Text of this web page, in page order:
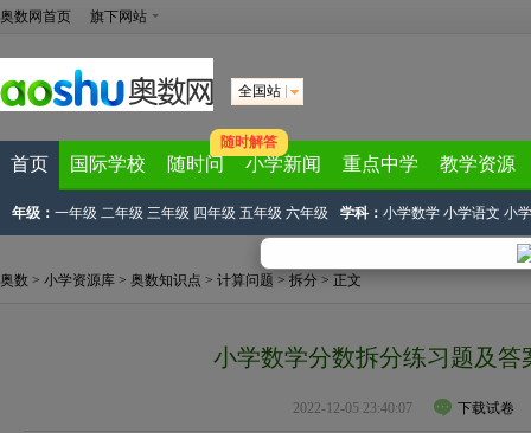
奥数网首页 旗下网站
全国站
首页 国际学校 随时问
随时解答
小学新闻 重点中学 教学资源
年级： 一年级 二年级 三年级 四年级 五年级 六年级 学科： 小学数学 小学语文 小
奥数 > 小学资源库 > 奥数知识点 > 计算问题 > 拆分 > 正文
小学数学分数拆分练习题及答
2022-12-05 23:40:07 下载试卷